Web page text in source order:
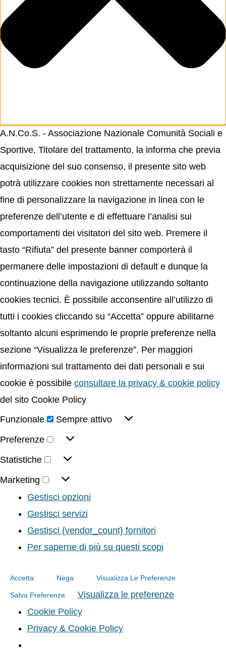
A.N.Co.S. - Associazione Nazionale Comunità Sociali e
Sportive, Titolare del trattamento, la informa che previa
acquisizione del suo consenso, il presente sito web
potrà utilizzare cookies non strettamente necessari al
fine di personalizzare la navigazione in linea con le
preferenze dell’utente e di effettuare l’analisi sui
comportamenti dei visitatori del sito web. Premere il
tasto “Rifiuta” del presente banner comporterà il
permanere delle impostazioni di default e dunque la
continuazione della navigazione utilizzando soltanto
cookies tecnici. È possibile acconsentire all’utilizzo di
tutti i cookies cliccando su “Accetta” oppure abilitarne
soltanto alcuni esprimendo le proprie preferenze nella
sezione “Visualizza le preferenze”. Per maggiori
informazioni sul trattamento dei dati personali e sui
cookie è possibile consultare la privacy & cookie policy
del sito Cookie Policy
Funzionale
Sempre attivo
Preferenze
Statistiche
Marketing
Gestisci opzioni
Gestisci servizi
Gestisci {vendor_count} fornitori
Per saperne di più su questi scopi
Accetta Nega Visualizza Le Preferenze
Salva Preferenze
Visualizza le preferenze
Cookie Policy
Privacy & Cookie Policy